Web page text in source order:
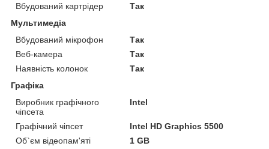
Вбудований картрідер
Так
Мультимедіа
Вбудований мікрофон
Так
Веб-камера
Так
Наявність колонок
Так
Графіка
Виробник графічного
чіпсета
Intel
Графічний чіпсет
Intel HD Graphics 5500
Об`єм відеопам'яті
1 GB